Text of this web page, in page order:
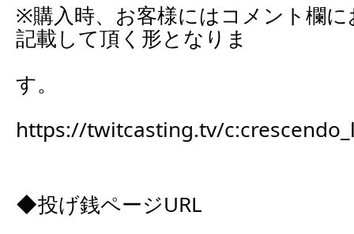
※購入時、お客様にはコメント欄
記載して頂く形となりま
す。
https://twitcasting.tv/
◆投げ銭ページURL